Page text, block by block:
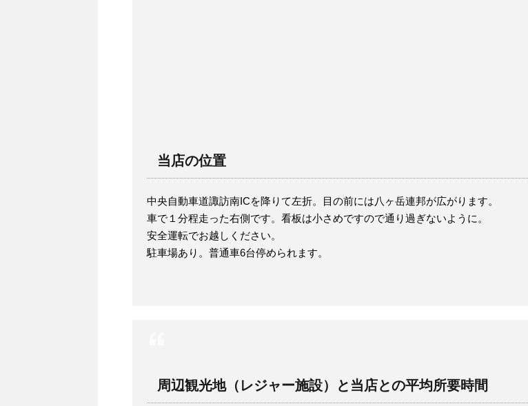
当店の位置
中央自動車道諏訪南ICを降りて左折。目の前には八ヶ岳連邦が広がります。
車で１分程走った右側です。看板は小さめですので通り過ぎないように。
安全運転でお越しください。
駐車場あり。普通車6台停められます。
周辺観光地（レジャー施設）と当店との平均所要時間